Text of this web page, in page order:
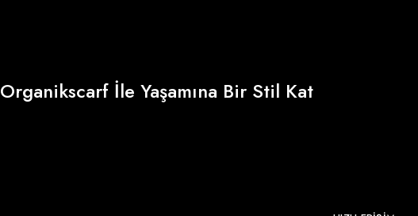
Organikscarf İle Yaşamına Bir Stil Kat